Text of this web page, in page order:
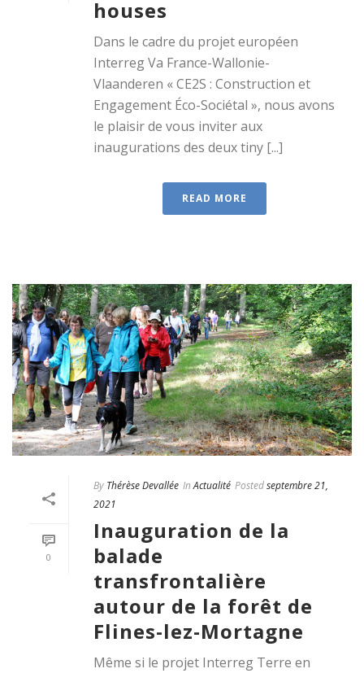
houses
Dans le cadre du projet européen
Interreg Va France-Wallonie-
Vlaanderen « CE2S : Construction et
Engagement Éco-Sociétal », nous avons
le plaisir de vous inviter aux
inaugurations des deux tiny [...]
READ MORE
0
By Thérèse Devallée In Actualité Postedseptembre 21,
2021
Inauguration de la
balade
transfrontalière
autour de la forêt de
Flines-lez-Mortagne
Même si le projet Interreg Terre en